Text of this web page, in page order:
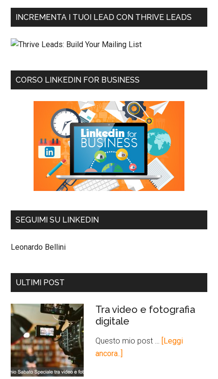
INCREMENTA I TUOI LEAD CON THRIVE LEADS
CORSO LINKEDIN FOR BUSINESS
SEGUIMI SU LINKEDIN
Leonardo Bellini
ULTIMI POST
Tra video e fotografia
digitale
Questo mio post …
[Leggi
ancora..]